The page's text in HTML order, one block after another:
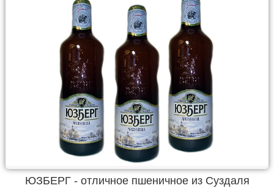
ЮЗБЕРГ - отличное пшеничное из Суздаля